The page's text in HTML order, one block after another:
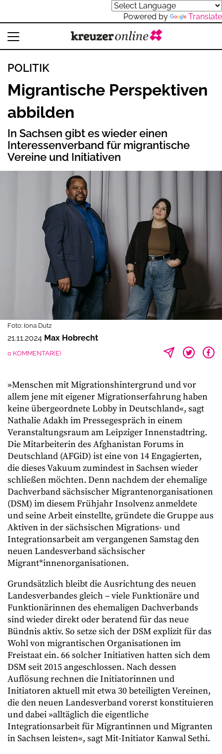
Powered by Translate
POLITIK
Migrantische Perspektiven
abbilden
In Sachsen gibt es wieder einen
Interessenverband für migrantische
Vereine und Initiativen
Foto: Iona Dutz
21.11.2024 Max Hobrecht
0 KOMMENTAR(E)
»Menschen mit Migrationshintergrund und vor
allem jene mit eigener Migrationserfahrung haben
keine übergeordnete Lobby in Deutschland«, sagt
Nathalie Adakh im Pressegespräch in einem
Veranstaltungsraum am Leipziger Innenstadtring.
Die Mitarbeiterin des Afghanistan Forums in
Deutschland (AFGiD) ist eine von 14 Engagierten,
die dieses Vakuum zumindest in Sachsen wieder
schließen möchten. Denn nachdem der ehemalige
Dachverband sächsischer Migrantenorganisationen
(DSM) im diesem Frühjahr Insolvenz anmeldete
und seine Arbeit einstellte, gründete die Gruppe aus
Aktiven in der sächsischen Migrations- und
Integrationsarbeit am vergangenen Samstag den
neuen Landesverband sächsischer
Migrant*innenorganisationen.
Grundsätzlich bleibt die Ausrichtung des neuen
Landesverbandes gleich – viele Funktionäre und
Funktionärinnen des ehemaligen Dachverbands
sind wieder direkt oder beratend für das neue
Bündnis aktiv. So setze sich der DSM explizit für das
Wohl von migrantischen Organisationen im
Freistaat ein. 66 solcher Initiativen hatten sich dem
DSM seit 2015 angeschlossen. Nach dessen
Auflösung rechnen die Initiatorinnen und
Initiatoren aktuell mit etwa 30 beteiligten Vereinen,
die den neuen Landesverband vorerst konstituieren
und dabei »alltäglich die eigentliche
Integrationsarbeit für Migrantinnen und Migranten
in Sachsen leisten«, sagt Mit-Initiator Kanwal Sethi.